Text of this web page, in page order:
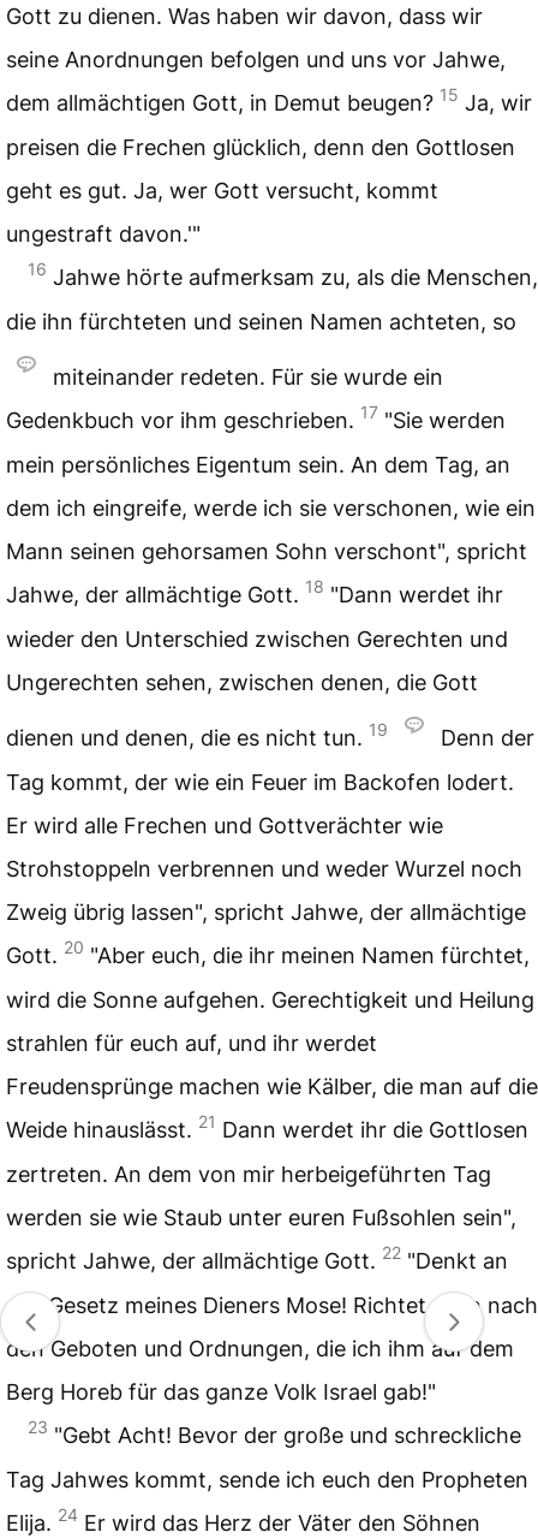
Gott zu dienen. Was haben wir davon, dass wir
seine Anordnungen befolgen und uns vor Jahwe,
dem allmächtigen Gott, in Demut beugen? 15 Ja, wir
preisen die Frechen glücklich, denn den Gottlosen
geht es gut. Ja, wer Gott versucht, kommt
ungestraft davon.'"
16 Jahwe hörte aufmerksam zu, als die Menschen,
die ihn fürchteten und seinen Namen achteten, so
miteinander redeten. Für sie wurde ein
Gedenkbuch vor ihm geschrieben. 17 "Sie werden
mein persönliches Eigentum sein. An dem Tag, an
dem ich eingreife, werde ich sie verschonen, wie ein
Mann seinen gehorsamen Sohn verschont", spricht
Jahwe, der allmächtige Gott. 18 "Dann werdet ihr
wieder den Unterschied zwischen Gerechten und
Ungerechten sehen, zwischen denen, die Gott
dienen und denen, die es nicht tun. 19
Denn der
Tag kommt, der wie ein Feuer im Backofen lodert.
Er wird alle Frechen und Gottverächter wie
Strohstoppeln verbrennen und weder Wurzel noch
Zweig übrig lassen", spricht Jahwe, der allmächtige
Gott. 20 "Aber euch, die ihr meinen Namen fürchtet,
wird die Sonne aufgehen. Gerechtigkeit und Heilung
strahlen für euch auf, und ihr werdet
Freudensprünge machen wie Kälber, die man auf die
Weide hinauslässt. 21 Dann werdet ihr die Gottlosen
zertreten. An dem von mir herbeigeführten Tag
werden sie wie Staub unter euren Fußsohlen sein",
spricht Jahwe, der allmächtige Gott. 22 "Denkt an
das Gesetz meines Dieners Mose! Richtet euch nach
den Geboten und Ordnungen, die ich ihm auf dem
Berg Horeb für das ganze Volk Israel gab!"
23 "Gebt Acht! Bevor der große und schreckliche
Tag Jahwes kommt, sende ich euch den Propheten
Elija. 24 Er wird das Herz der Väter den Söhnen